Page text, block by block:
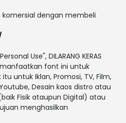
komersial dengan membeli
Use", DILARANG KERAS
font ini untuk
untuk Iklan, Promosi, TV, Film,
Desain kaos distro atau
Fisik ataupun Digital) atau
menghasilkan